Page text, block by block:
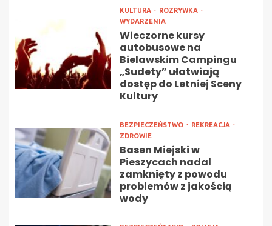
KULTURA
ROZRYWKA
WYDARZENIA
Wieczorne kursy
autobusowe na
Bielawskim Campingu
„Sudety” ułatwiają
dostęp do Letniej Sceny
Kultury
BEZPIECZEŃSTWO
REKREACJA
ZDROWIE
Basen Miejski w
Pieszycach nadal
zamknięty z powodu
problemów z jakością
wody